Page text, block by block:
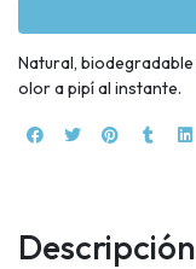
Natural,
olor a pipí al instante.
Descripción